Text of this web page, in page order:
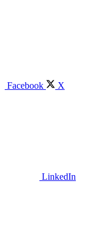
Facebook X
LinkedIn